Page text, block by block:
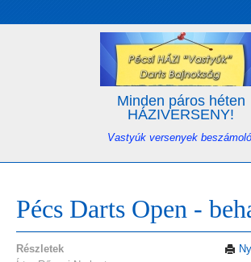
Minden páros héten
HÁZIVERSENY!
Vastyúk versenyek
Pécs Darts Open -
Részletek